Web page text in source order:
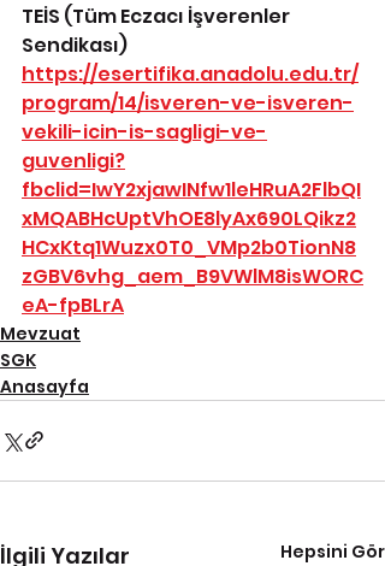
TEİS (Tüm Eczacı İşverenler
Sendikası)
https://esertifika.anadolu.edu.tr/
program/14/isveren-ve-isveren-
vekili-icin-is-sagligi-ve-
guvenligi?
fbclid=IwY2xjawINfw1leHRuA2FlbQI
xMQABHcUptVhOE8lyAx690LQikz2
HCxKtq1Wuzx0T0_VMp2b0TionN8
zGBV6vhg_aem_B9VWlM8isWORC
eA-fpBLrA
Mevzuat
SGK
Anasayfa
İlgili Yazılar Hepsini Gör